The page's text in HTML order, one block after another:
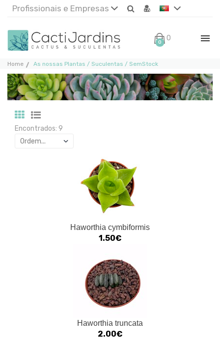
Profissionais e Empresas
0 0€
Home As nossas Plantas / Suculentas / SemStock
Encontrados: 9
Haworthia cymbiformis
1.50€
Haworthia truncata
2.00€